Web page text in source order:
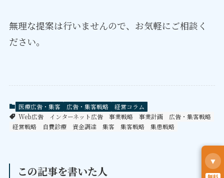
無理な提案は行いませんので、お気軽にご相談く
ださい。
医療広告・集客 広告・集客戦略
経営コラム
Web広告
インターネット広告 事業戦略 事業計画
広告・集客戦略
経営戦略
自費診療 資金調達 集客 集客戦略 集患戦略
この記事を書いた人
▼
無料